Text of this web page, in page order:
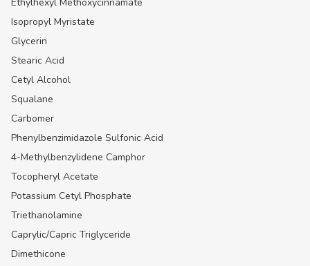
Isopropyl Myristate
Glycerin
Stearic Acid
Cetyl Alcohol
Squalane
Carbomer
Phenylbenzimidazole Sulfonic Acid
4-Methylbenzylidene Camphor
Tocopheryl Acetate
Potassium Cetyl Phosphate
Triethanolamine
Caprylic/Capric Triglyceride
Dimethicone